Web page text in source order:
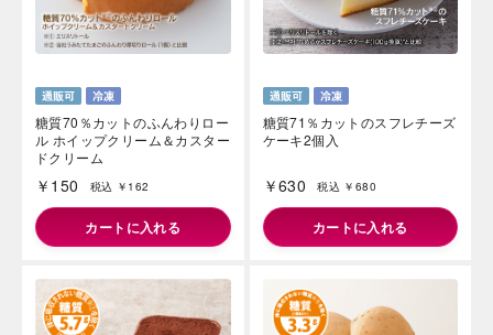
糖質70％カットのふんわりロー
ル ホイップクリーム＆カスター
ドクリーム
￥150 税込 ￥162
カートに入れる
糖質71％カットのスフレチーズ
ケーキ2個入
￥630 税込 ￥680
カートに入れる